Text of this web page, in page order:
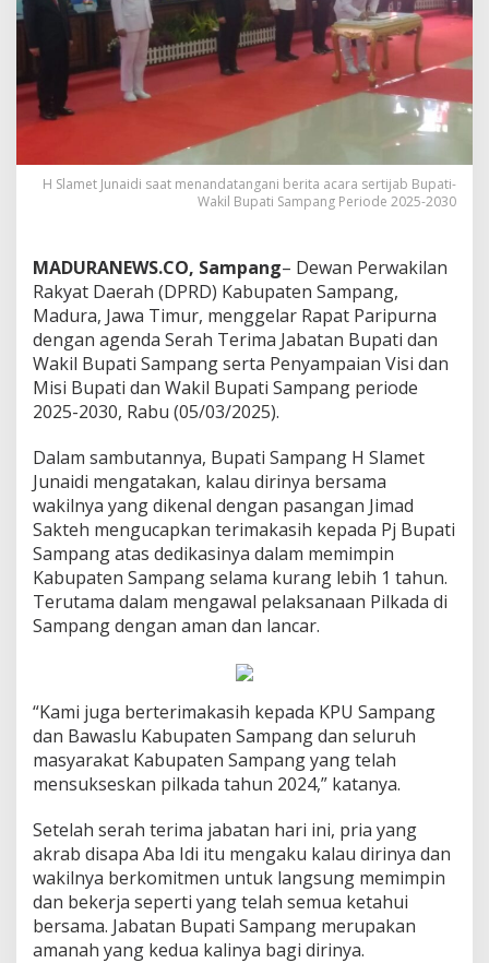
H Slamet Junaidi saat menandatangani berita acara sertijab Bupati-
Wakil Bupati Sampang Periode 2025-2030
MADURANEWS.CO, Sampang– Dewan Perwakilan
Rakyat Daerah (DPRD) Kabupaten Sampang,
Madura, Jawa Timur, menggelar Rapat Paripurna
dengan agenda Serah Terima Jabatan Bupati dan
Wakil Bupati Sampang serta Penyampaian Visi dan
Misi Bupati dan Wakil Bupati Sampang periode
2025-2030, Rabu (05/03/2025).
Dalam sambutannya, Bupati Sampang H Slamet
Junaidi mengatakan, kalau dirinya bersama
wakilnya yang dikenal dengan pasangan Jimad
Sakteh mengucapkan terimakasih kepada Pj Bupati
Sampang atas dedikasinya dalam memimpin
Kabupaten Sampang selama kurang lebih 1 tahun.
Terutama dalam mengawal pelaksanaan Pilkada di
Sampang dengan aman dan lancar.
“Kami juga berterimakasih kepada KPU Sampang
dan Bawaslu Kabupaten Sampang dan seluruh
masyarakat Kabupaten Sampang yang telah
mensukseskan pilkada tahun 2024,” katanya.
Setelah serah terima jabatan hari ini, pria yang
akrab disapa Aba Idi itu mengaku kalau dirinya dan
wakilnya berkomitmen untuk langsung memimpin
dan bekerja seperti yang telah semua ketahui
bersama. Jabatan Bupati Sampang merupakan
amanah yang kedua kalinya bagi dirinya.